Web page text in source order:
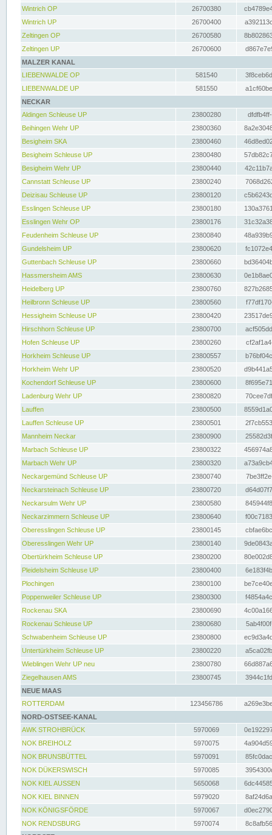
Wintrich OP
26700380
Wintrich UP
26700400
Zeltingen OP
26700580
Zeltingen UP
26700600
MALZER KANAL
LIEBENWALDE OP
581540
LIEBENWALDE UP
581550
NECKAR
Aldingen Schleuse UP
23800280
Beihingen Wehr UP
23800360
Besigheim SKA
23800460
Besigheim Schleuse UP
23800480
Besigheim Wehr UP
23800440
Cannstatt Schleuse UP
23800240
Deizisau Schleuse UP
23800120
Esslingen Schleuse UP
23800180
Esslingen Wehr OP
23800176
Feudenheim Schleuse UP
23800840
Gundelsheim UP
23800620
Guttenbach Schleuse UP
23800660
Hassmersheim AMS
23800630
Heidelberg UP
23800760
Heilbronn Schleuse UP
23800560
Hessigheim Schleuse UP
23800420
Hirschhorn Schleuse UP
23800700
Hofen Schleuse UP
23800260
Horkheim Schleuse UP
23800557
Horkheim Wehr UP
23800520
Kochendorf Schleuse UP
23800600
Ladenburg Wehr UP
23800820
Lauffen
23800500
Lauffen Schleuse UP
23800501
Mannheim Neckar
23800900
Marbach Schleuse UP
23800322
Marbach Wehr UP
23800320
Neckargemünd Schleuse UP
23800740
Neckarsteinach Schleuse UP
23800720
Neckarsulm Wehr UP
23800580
Neckarzimmern Schleuse UP
23800640
Oberesslingen Schleuse UP
23800145
Oberesslingen Wehr UP
23800140
Obertürkheim Schleuse UP
23800200
Pleidelsheim Schleuse UP
23800400
Plochingen
23800100
Poppenweiler Schleuse UP
23800300
Rockenau SKA
23800690
Rockenau Schleuse UP
23800680
Schwabenheim Schleuse UP
23800800
Untertürkheim Schleuse UP
23800220
Wieblingen Wehr UP neu
23800780
Ziegelhausen AMS
23800745
NEUE MAAS
ROTTERDAM
123456786
NORD-OSTSEE-KANAL
AWK STROHBRÜCK
5970069
NOK BREIHOLZ
5970075
NOK BRUNSBÜTTEL
5970091
NOK DÜKERSWISCH
5970085
NOK KIEL AUSSEN
5650068
NOK KIEL BINNEN
5979020
NOK KÖNIGSFÖRDE
5970067
NOK RENDSBURG
5970074